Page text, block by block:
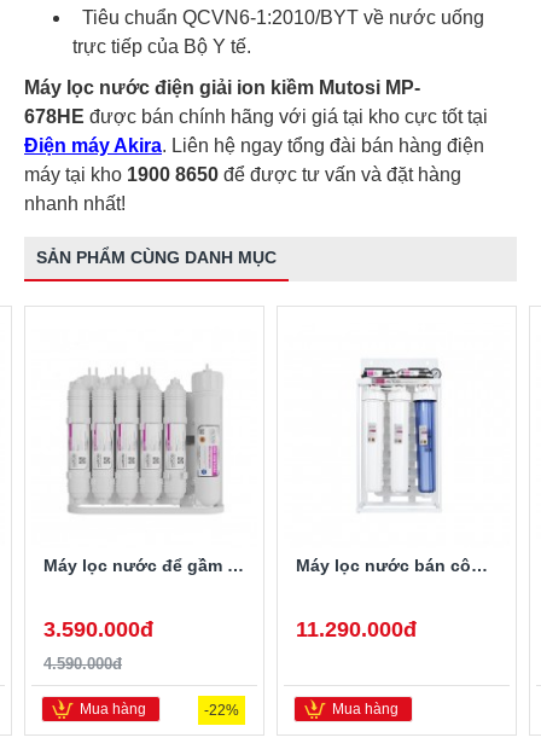
Tiêu chuẩn QCVN6-1:2010/BYT về nước uống
trực tiếp của Bộ Y tế.
Máy lọc nước điện giải ion kiềm Mutosi MP-
678HE được bán chính hãng với giá tại kho cực tốt tại
Điện máy Akira. Liên hệ ngay tổng đài bán hàng điện
máy tại kho 1900 8650 để được tư vấn và đặt hàng
nhanh nhất!
SẢN PHẨM CÙNG DANH MỤC
Máy lọc nước để gầm không tủ Mutosi MP-192
3.590.000đ
4.590.000đ
-22%
Mua hàng
Máy lọc nước bán công nghiệp MUTOSI 80L/h MP-80
11.290.000đ
Mua hàng